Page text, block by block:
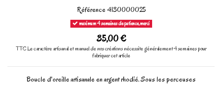
Référence4130000025
maximum 4 semaines de patience,merci
35,00 €
TTCLe caractère artisanal et manuel de nos créations nécessite généralement 4 semaines pour
fabriquer cet article
Boucle d'oreille artisanale en argent rhodié. Sous les perceuses